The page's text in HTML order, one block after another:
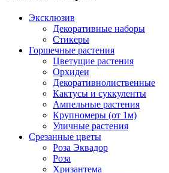
Эксклюзив
Декоративные наборы
Стикеры
Горшечные растения
Цветущие растения
Орхидеи
Декоративнолиственные
Кактусы и суккуленты
Ампельные растения
Крупномеры (от 1м)
Уличные растения
Срезанные цветы
Роза Эквадор
Роза
Хризантема